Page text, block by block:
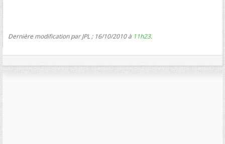
Dernière modification par JPL ; 16/10/2010 à 11h23.